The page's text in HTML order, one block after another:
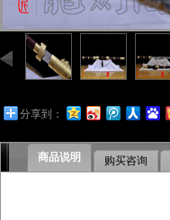
分享到：
商品说明 购买咨询